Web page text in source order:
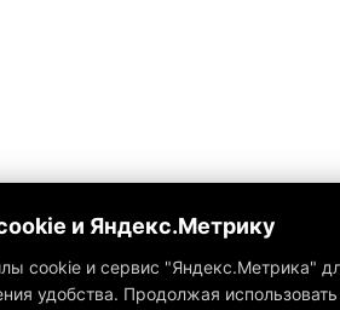
и Яндекс.Метрику
cookie и сервис "Яндекс.Метрика"
удобства. Продолжая